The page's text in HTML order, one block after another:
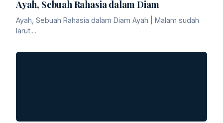
Ayah, Sebuah Rahasia dalam Diam
Ayah, Sebuah Rahasia dalam Diam Ayah | Malam sudah
larut....